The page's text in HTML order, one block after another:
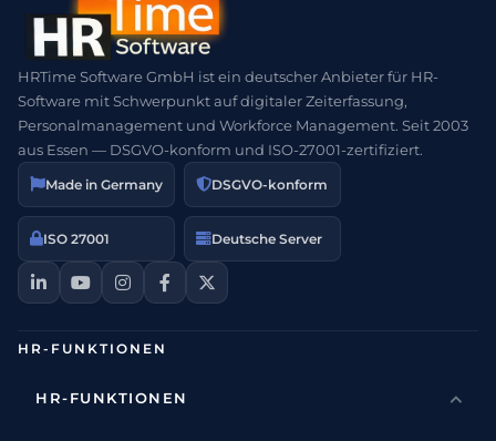
HRTime Software GmbH ist ein deutscher Anbieter für HR-
Software mit Schwerpunkt auf digitaler Zeiterfassung,
Personalmanagement und Workforce Management. Seit 2003
aus Essen — DSGVO-konform und ISO-27001-zertifiziert.
Made in Germany DSGVO-konform
ISO 27001 Deutsche Server
HR-FUNKTIONEN
HR-FUNKTIONEN